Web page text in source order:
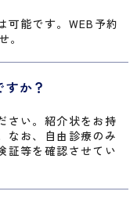
可能です。WEB予約
。
か？
さい。紹介状をお持
なお、自由診療のみ
証等を確認させてい